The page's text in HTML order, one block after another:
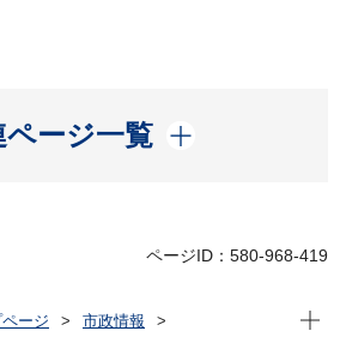
ページ一覧
開く
ページID：580-968-419
ージ
市政情報
現在